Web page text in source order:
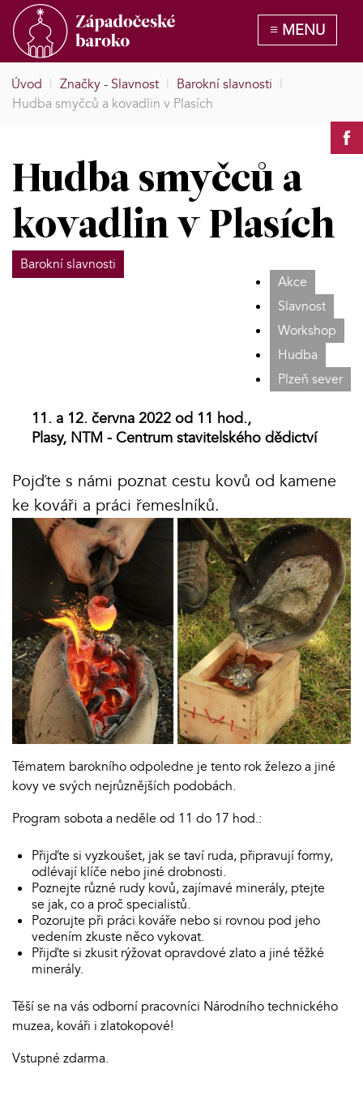
Úvod | Značky - Slavnost | Barokní slavnosti |
Hudba smyčců a kovadlin v Plasích
Hudba smyčců a
kovadlin v Plasích
Barokní slavnosti
Akce
Slavnost
Workshop
Hudba
Plzeň sever
11. a 12. června 2022 od 11 hod.,
Plasy, NTM - Centrum stavitelského dědictví
Pojďte s námi poznat cestu kovů od kamene
ke kováři a práci řemeslníků.
Tématem barokního odpoledne je tento rok železo a jiné
kovy ve svých nejrůznějších podobách.
Program sobota a neděle od 11 do 17 hod.:
Přijďte si vyzkoušet, jak se taví ruda, připravují formy,
odlévají klíče nebo jiné drobnosti.
Poznejte různé rudy kovů, zajímavé minerály, ptejte
se jak, co a proč specialistů.
Pozorujte při práci kováře nebo si rovnou pod jeho
vedením zkuste něco vykovat.
Přijďte si zkusit rýžovat opravdové zlato a jiné těžké
minerály.
Těší se na vás odborní pracovníci Národního technického
muzea, kováři i zlatokopové!
Vstupné zdarma.